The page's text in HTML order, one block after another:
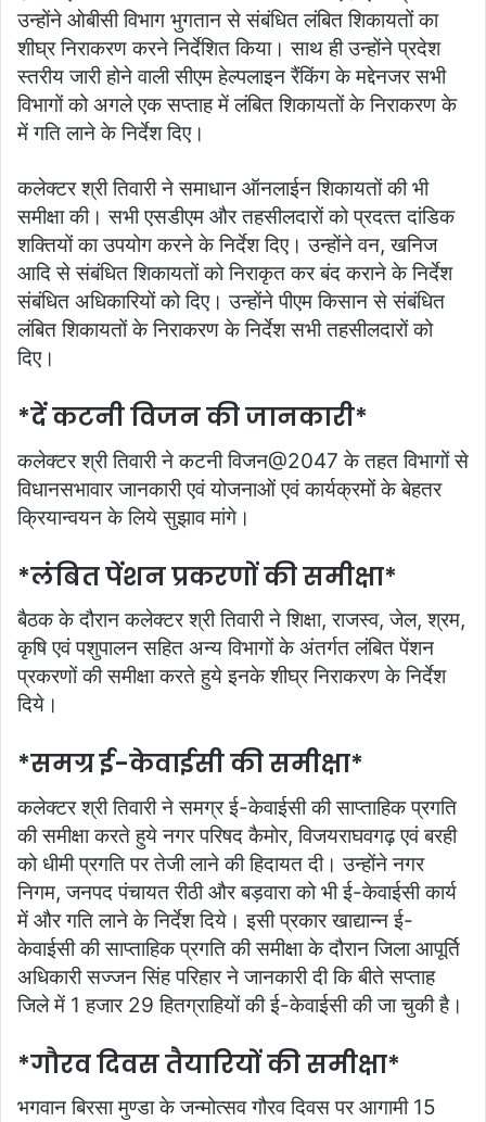
उन्‍होंने ओबीसी विभाग भुगतान से संबंधित लंबित शिकायतों का
शीघ्र निराकरण करने निर्देशित किया। साथ ही उन्‍होंने प्रदेश
स्‍तरीय जारी होने वाली सीएम हेल्‍पलाइन रैंकिंग के मद्देनजर सभी
विभागों को अगले एक सप्‍ताह में लंबित शिकायतों के निराकरण के
में गति लाने के निर्देश दिए।
कलेक्‍टर श्री तिवारी ने समाधान ऑनलाईन शिकायतों की भी
समीक्षा की। सभी एसडीएम और तहसीलदारों को प्रदत्‍त दांडिक
शक्तियों का उपयोग करने के निर्देश दिए। उन्‍होंने वन, खनिज
आदि से संबंधित शिकायतों को निराकृत कर बंद कराने के निर्देश
संबंधित अधिकारियों को दिए। उन्‍होंने पीएम किसान से संबंधित
लंबित शिकायतों के निराकरण के निर्देश सभी तहसीलदारों को
दिए।
*दें कटनी विजन की जानकारी*
कलेक्‍टर श्री तिवारी ने कटनी विजन@2047 के तहत विभागों से
विधानसभावार जानकारी एवं योजनाओं एवं कार्यक्रमों के बेहतर
क्रियान्‍वयन के लिये सुझाव मांगे।
*लंबित पेंशन प्रकरणों की समीक्षा*
बैठक के दौरान कलेक्‍टर श्री तिवारी ने शिक्षा, राजस्‍व, जेल, श्रम,
कृषि एवं पशुपालन सहित अन्‍य विभागों के अंतर्गत लंबित पेंशन
प्रकरणों की समीक्षा करते हुये इनके शीघ्र निराकरण के निर्देश
दिये।
*समग्र ई-केवाईसी की समीक्षा*
कलेक्‍टर श्री तिवारी ने समग्र ई-केवाईसी की साप्‍ताहिक प्रगति
की समीक्षा करते हुये नगर परिषद कैमोर, विजयराघवगढ़ एवं बरही
को धीमी प्रगति पर तेजी लाने की हिदायत दी। उन्होंने नगर
निगम, जनपद पंचायत रीठी और बड़वारा को भी ई-केवाईसी कार्य
में और गति लाने के निर्देश दिये। इसी प्रकार खाद्यान्न ई-
केवाईसी की साप्‍ताहिक प्रगति की समीक्षा के दौरान जिला आपूर्ति
अधिकारी सज्‍जन सिंह परिहार ने जानकारी दी कि बीते सप्‍ताह
जिले में 1 हजार 29 हितग्राहियों की ई-केवाईसी की जा चुकी है।
*गौरव दिवस तैयारियों की समीक्षा*
भगवान बिरसा मुण्‍डा के जन्‍मोत्‍सव गौरव दिवस पर आगामी 15